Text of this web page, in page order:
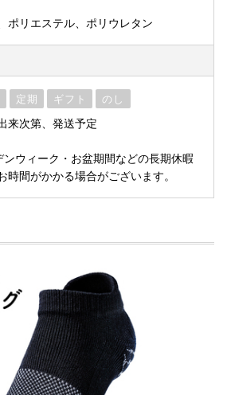
ポリエステル、ポリウレタン
定期 ギフト のし
来次第、発送予定
ウィーク・お盆期間などの長期休暇
時間がかかる場合がございます。